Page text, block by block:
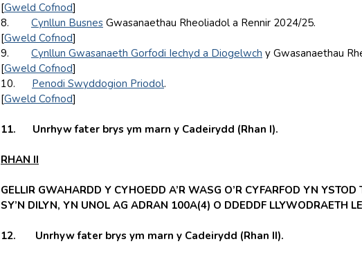
[Gweld Cofnod]
8. Cynllun Busnes Gwasanaethau Rheoliadol a Rennir 2024/25.
[Gweld Cofnod]
9. Cynllun Gwasanaeth Gorfodi Iechyd a Diogelwch y Gwasanaethau
[Gweld Cofnod]
10. Penodi Swyddogion Priodol.
[Gweld Cofnod]
11. Unrhyw fater brys ym marn y Cadeirydd (Rhan I).
RHAN II
GELLIR GWAHARDD Y CYHOEDD A’R WASG O’R CYFARFOD YN
SY’N DILYN, YN UNOL AG ADRAN 100A(4) O DDEDDF LLYWODRAETH
12. Unrhyw fater brys ym marn y Cadeirydd (Rhan II).